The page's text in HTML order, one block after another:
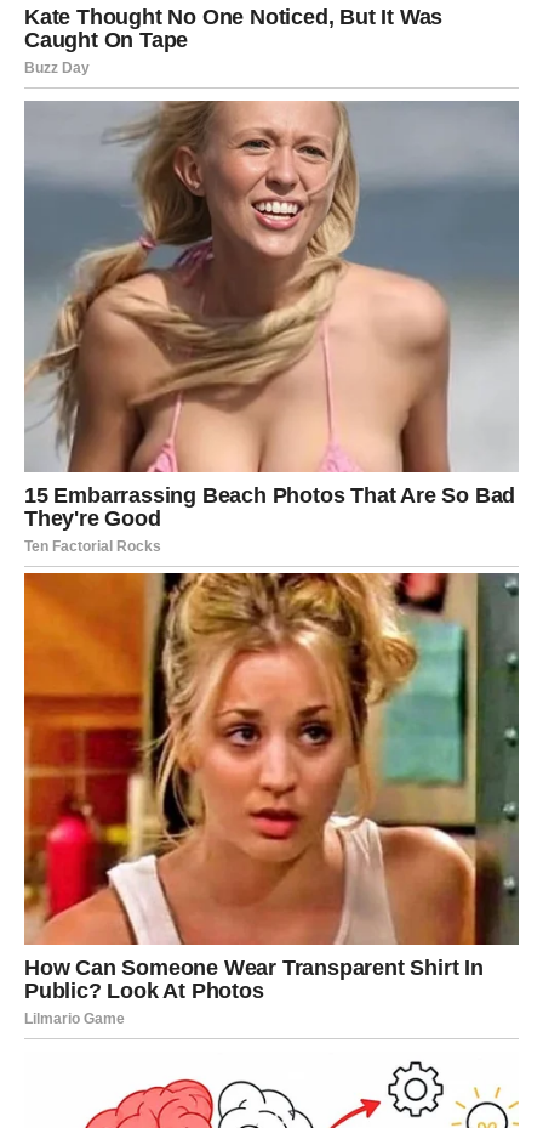
osjećaje. Prepoznavanje i cijenjenje ovog ponašanja pomaže
da se veza između čovjeka i ljubimca produbi i postane
emocionalno bogatija.
Sljedeći put kad osjetite kako se mačka trlja uz vaše noge,
ne gledajte to samo kao običan čin – to je njen način da vas
“obilježi” i pokaže koliko je vezana za vas. Ovaj mali,
suptilan znak ljubavi jača vašu vezu i gradi
intimnost i povjerenje
između vas i vašeg krznenog
prijatelja, koja traje cijeli život.
Oglasi